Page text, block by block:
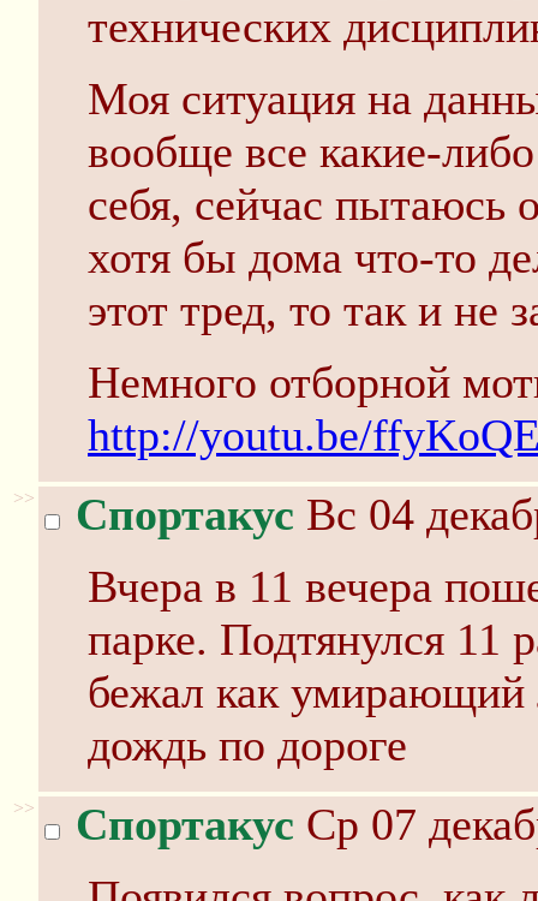
технических
Моя ситуация на
вообще все какие-
себя, сейчас пытаюсь
хотя бы дома что-то
этот тред, то так и не
Немного отборной
http://youtu.be/
>> Спортакус Вс 04
Вчера в 11 вечера
парке. Подтянулся 11
бежал как умирающий
дождь по дороге
>> Спортакус Ср 07